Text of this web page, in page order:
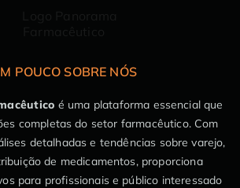
POUCO SOBRE NÓS
é uma plataforma essencial que
completas do setor farmacêutico. Com
detalhadas e tendências sobre varejo,
de medicamentos, proporciona
para profissionais e público interessado